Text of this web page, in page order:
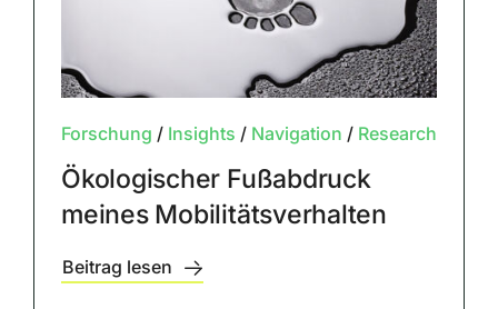
Forschung / Insights / Navigation / Research
Ökologischer Fußabdruck
meines Mobilitätsverhalten
Beitrag lesen